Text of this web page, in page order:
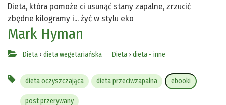
Dieta, która pomoże ci usunąć stany zapalne, zrzucić
zbędne kilogramy i... żyć w stylu eko
Mark Hyman
Dieta › dieta wegetariańska Dieta › dieta - inne
dieta oczyszczająca dieta przeciwzapalna ebooki
post przerywany